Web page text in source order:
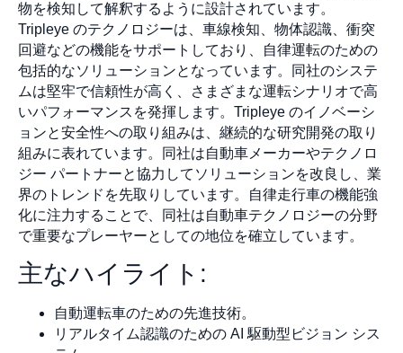
物を検知して解釈するように設計されています。
Tripleye のテクノロジーは、車線検知、物体認識、衝突
回避などの機能をサポートしており、自律運転のための
包括的なソリューションとなっています。同社のシステ
ムは堅牢で信頼性が高く、さまざまな運転シナリオで高
いパフォーマンスを発揮します。Tripleye のイノベーシ
ョンと安全性への取り組みは、継続的な研究開発の取り
組みに表れています。同社は自動車メーカーやテクノロ
ジー パートナーと協力してソリューションを改良し、業
界のトレンドを先取りしています。自律走行車の機能強
化に注力することで、同社は自動車テクノロジーの分野
で重要なプレーヤーとしての地位を確立しています。
主なハイライト:
自動運転車のための先進技術。
リアルタイム認識のための AI 駆動型ビジョン シス